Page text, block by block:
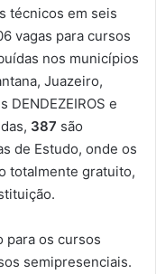
técnicos em seis
vagas para cursos
nos municípios
Juazeiro,
DENDEZEIROS e
387 são
de Estudo, onde os
totalmente gratuito,
para os cursos
semipresenciais.